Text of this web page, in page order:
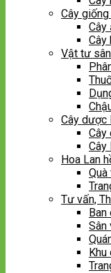
Cây
Cây
Cây
Vật tư
Cây dược
Cây
Cây
Hoa Lan
Tư vấn,
Ban
Sân